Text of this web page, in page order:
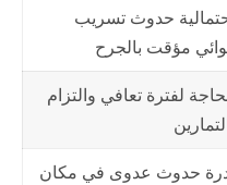
حدوث تسريب
مؤقت بالجرح
لفترة تعافي والتزام
حدوث عدوى في مكان